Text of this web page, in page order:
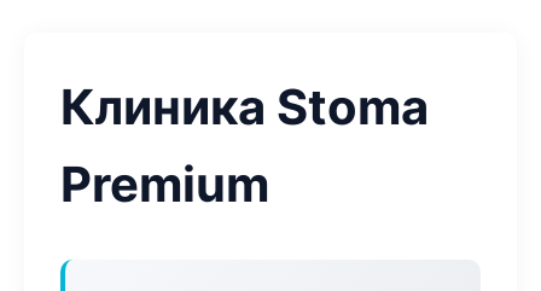
Клиника Stoma
Premium